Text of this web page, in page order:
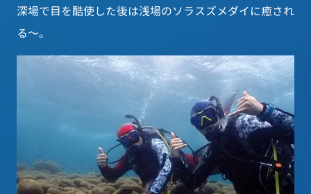
深場で目を酷使した後は浅場のソラスズメダイに癒され
る～。